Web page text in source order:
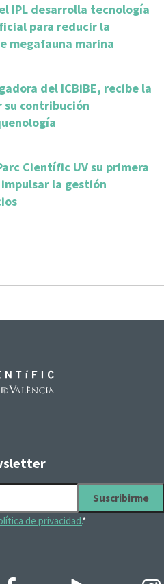
IPL desarrolla tecnología
para reducir la
megafauna marina
del ICBiBE, recibe la
su contribución
Científic UV su primera
la gestión
de privacidad.*